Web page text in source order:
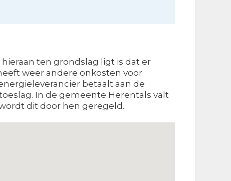
ten grondslag ligt is dat er
weer andere onkosten voor
betaalt aan de
In de gemeente Herentals valt
dit door hen geregeld.